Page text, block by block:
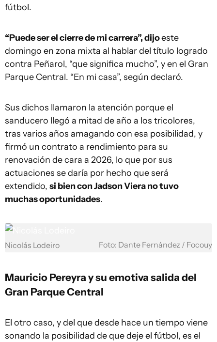
fútbol.
“Puede ser el cierre de mi carrera”, dijoeste
domingo en zona mixta al hablar del título logrado
contra Peñarol, “que significa mucho”, y en el Gran
Parque Central. “En mi casa”, según declaró.
Sus dichos llamaron la atención porque el
sanducero llegó a mitad de año a los tricolores,
tras varios años amagando con esa posibilidad, y
firmó un contrato a rendimiento para su
renovación de cara a 2026, lo que por sus
actuaciones se daría por hecho que será
extendido, si bien con Jadson Viera no tuvo
muchas oportunidades.
Nicolás Lodeiro Foto: Dante Fernández / Focouy
Mauricio Pereyra y su emotiva salida del
Gran Parque Central
El otro caso, y del que desde hace un tiempo viene
sonando la posibilidad de que deje el fútbol, es el